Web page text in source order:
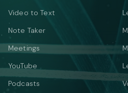
Video to Text
Note Taker
Meetings
YouTube
Podcasts